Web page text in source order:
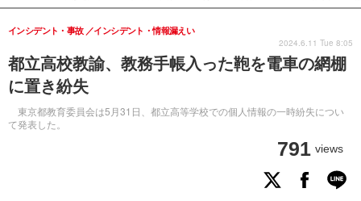
都立高校教諭、教務手帳入った鞄を電車の網棚
に置き紛失
東京都教育委員会は5月31日、都立高等学校での個人情報の一時紛失につい
て発表した。
インシデント・事故 インシデント・情報漏えい
791 views
2024.6.11 Tue 8:05